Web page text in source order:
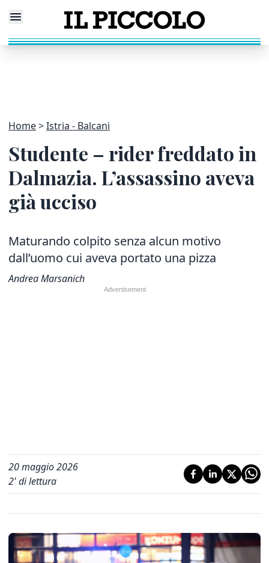
Home Istria - Balcani
Studente – rider freddato in
Dalmazia. L’assassino aveva
già ucciso
Maturando colpito senza alcun motivo
dall’uomo cui aveva portato una pizza
Andrea Marsanich
20 maggio 2026
2' di lettura